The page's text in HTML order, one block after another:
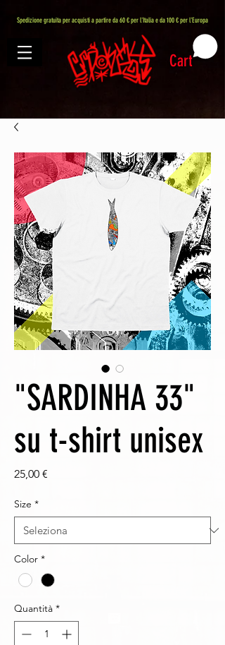
Spedizione gratuita per acquisti a partire da 60 € per l'Italia e da 100 € per l'Europa
Cart
"SARDINHA 33"
su t-shirt unisex
25,00 €
Size *
Color *
Quantità *